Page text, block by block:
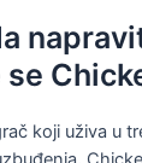
koji uživa u